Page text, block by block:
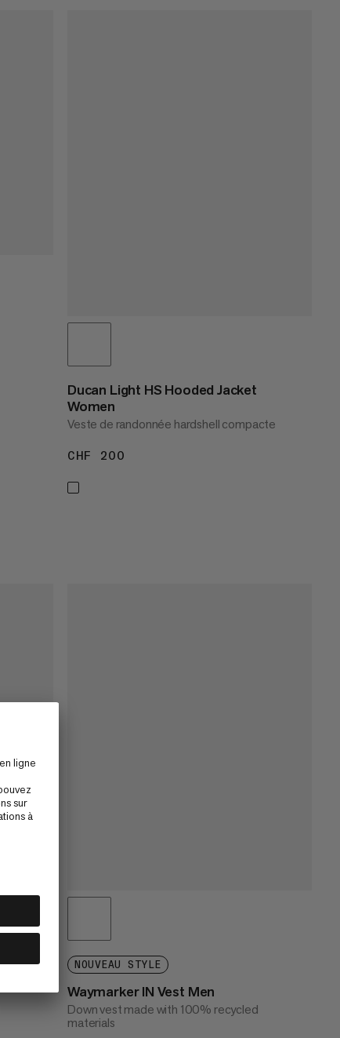
Ducan Light HS Hooded Jacket
Women
Veste de randonnée hardshell compacte
CHF 200
NOUVEAU STYLE
Waymarker IN Vest Men
Down vest made with 100% recycled
materials